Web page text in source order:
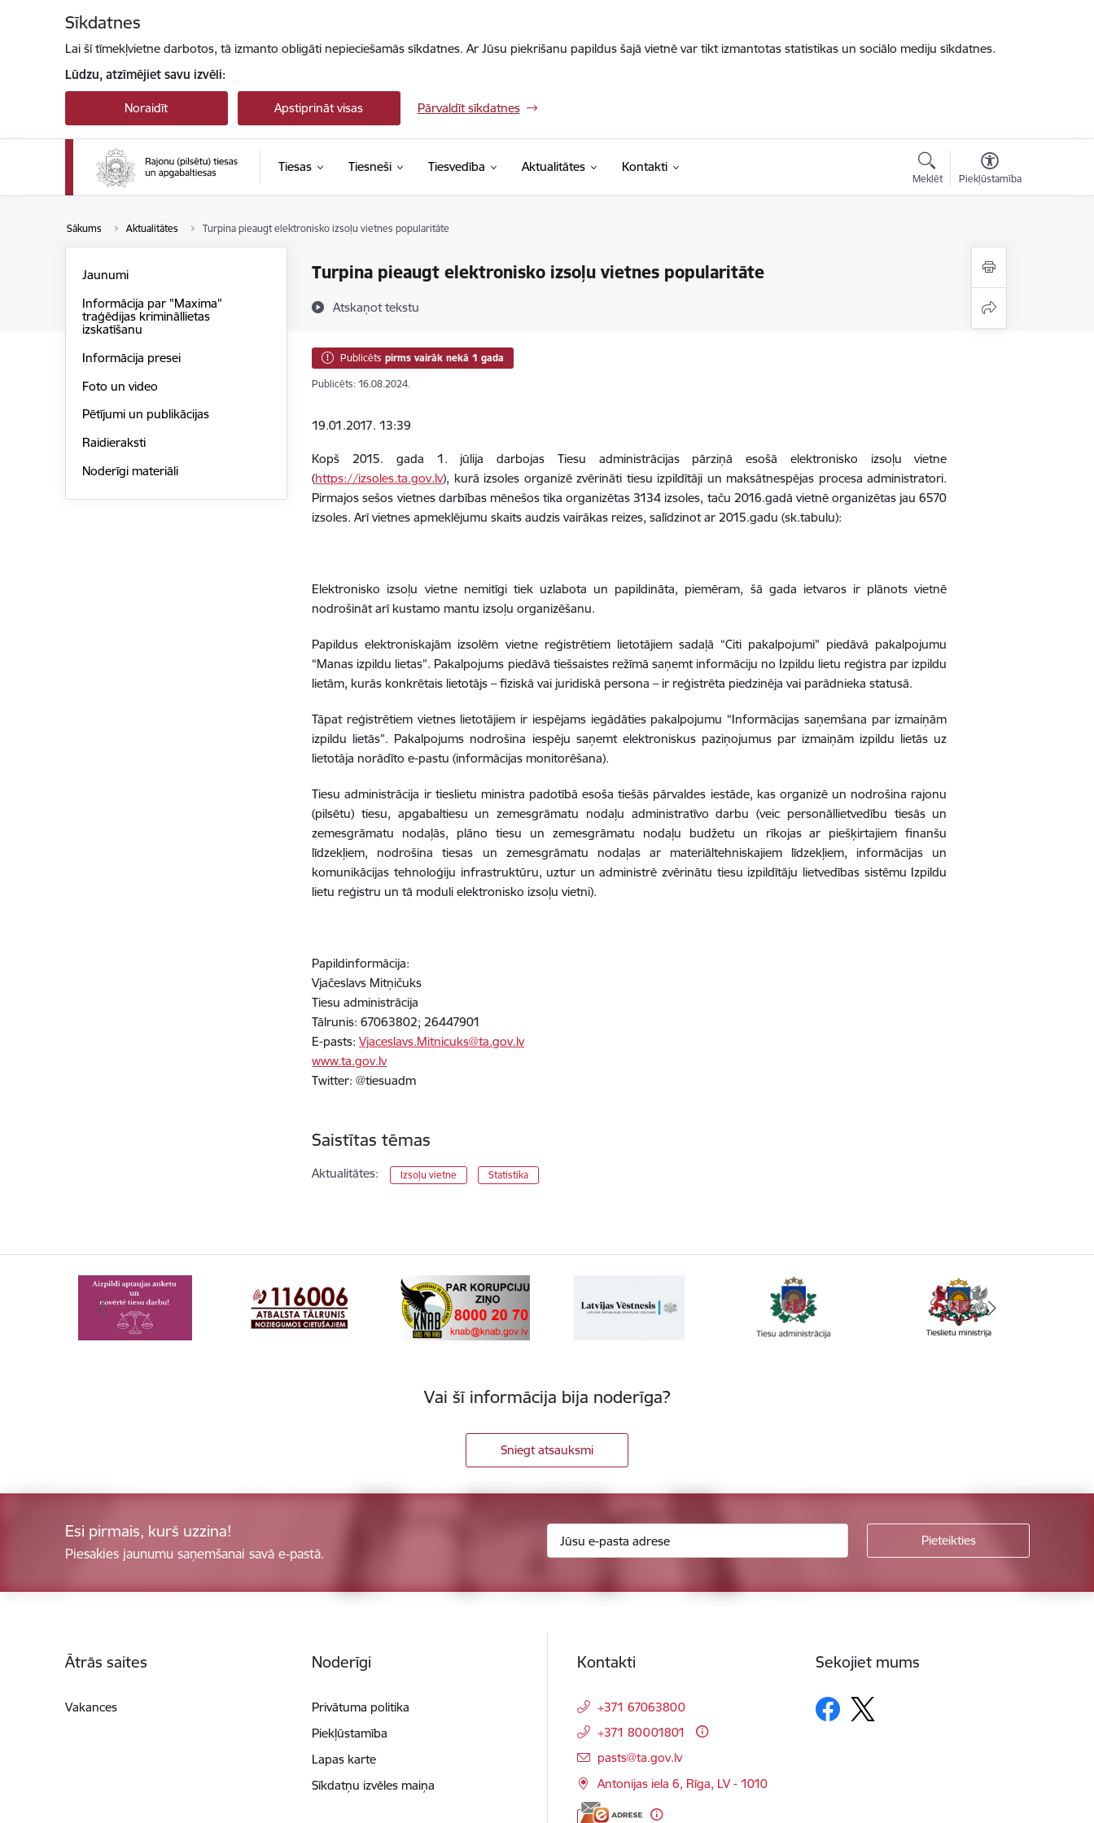
Sīkdatnes
Lai šī tīmekļvietne darbotos, tā izmanto obligāti nepieciešamās sīkdatnes. Ar Jūsu piekrišanu papildus šajā vietnē var tikt izmantotas statistikas un sociālo mediju sīkdatnes.
Lūdzu, atzīmējiet savu izvēli:
Noraidīt Apstiprināt visas Pārvaldīt sīkdatnes
Tiesas Tiesneši Tiesvedība Aktualitātes Kontakti
Meklēt Piekļūstamība
Sākums Aktualitātes Turpina pieaugt elektronisko izsoļu vietnes popularitāte
Turpina pieaugt elektronisko izsoļu vietnes popularitāte
Atskaņot tekstu
Jaunumi
Informācija par "Maxima"
traģēdijas krimināllietas
izskatīšanu
Informācija presei
Foto un video
Pētījumi un publikācijas
Raidieraksti
Noderīgi materiāli
Publicēts pirms vairāk nekā 1 gada
Publicēts: 16.08.2024.
19.01.2017. 13:39
Kopš 2015. gada 1. jūlija darbojas Tiesu administrācijas pārziņā esošā elektronisko izsoļu vietne
(https://izsoles.ta.gov.lv), kurā izsoles organizē zvērināti tiesu izpildītāji un maksātnespējas procesa administratori.
Pirmajos sešos vietnes darbības mēnešos tika organizētas 3134 izsoles, taču 2016.gadā vietnē organizētas jau 6570
izsoles. Arī vietnes apmeklējumu skaits audzis vairākas reizes, salīdzinot ar 2015.gadu (sk.tabulu):
Elektronisko izsoļu vietne nemitīgi tiek uzlabota un papildināta, piemēram, šā gada ietvaros ir plānots vietnē
nodrošināt arī kustamo mantu izsoļu organizēšanu.
Papildus elektroniskajām izsolēm vietne reģistrētiem lietotājiem sadaļā “Citi pakalpojumi” piedāvā pakalpojumu
“Manas izpildu lietas”. Pakalpojums piedāvā tiešsaistes režīmā saņemt informāciju no Izpildu lietu reģistra par izpildu
lietām, kurās konkrētais lietotājs – fiziskā vai juridiskā persona – ir reģistrēta piedzinēja vai parādnieka statusā.
Tāpat reģistrētiem vietnes lietotājiem ir iespējams iegādāties pakalpojumu “Informācijas saņemšana par izmaiņām
izpildu lietās”. Pakalpojums nodrošina iespēju saņemt elektroniskus paziņojumus par izmaiņām izpildu lietās uz
lietotāja norādīto e-pastu (informācijas monitorēšana).
Tiesu administrācija ir tieslietu ministra padotībā esoša tiešās pārvaldes iestāde, kas organizē un nodrošina rajonu
(pilsētu) tiesu, apgabaltiesu un zemesgrāmatu nodaļu administratīvo darbu (veic personāllietvedību tiesās un
zemesgrāmatu nodaļās, plāno tiesu un zemesgrāmatu nodaļu budžetu un rīkojas ar piešķirtajiem finanšu
līdzekļiem, nodrošina tiesas un zemesgrāmatu nodaļas ar materiāltehniskajiem līdzekļiem, informācijas un
komunikācijas tehnoloģiju infrastruktūru, uztur un administrē zvērinātu tiesu izpildītāju lietvedības sistēmu Izpildu
lietu reģistru un tā moduli elektronisko izsoļu vietni).
Papildinformācija:
Vjačeslavs Mitņičuks
Tiesu administrācija
Tālrunis: 67063802; 26447901
E-pasts:Vjaceslavs.Mitnicuks@ta.gov.lv
www.ta.gov.lv
Twitter: @tiesuadm
Saistītas tēmas
Aktualitātes: Izsoļu vietne Statistika
Vai šī informācija bija noderīga?
Sniegt atsauksmi
Esi pirmais, kurš uzzina!
Piesakies jaunumu saņemšanai savā e-pastā.
Ātrās saites
Vakances
Noderīgi
Privātuma politika
Piekļūstamība
Lapas karte
Sīkdatņu izvēles maiņa
Kontakti
+371 67063800
+371 80001801
E-pasts:
pasts@ta.gov.lv
Antonijas iela 6, Rīga, LV - 1010
Sekojiet mums